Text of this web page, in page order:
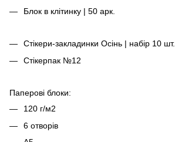
Блок в клітинку | 50 арк.
Стікери-закладинки Осінь | набір 10 шт.
Стікерпак №12
Паперові блоки:
120 г/м2
6 отворів